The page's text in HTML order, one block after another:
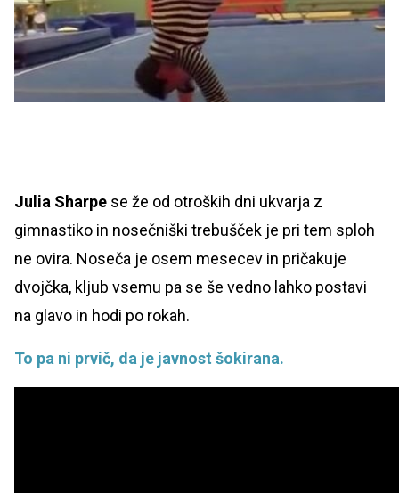
Julia Sharpe se že od otroških dni ukvarja z
gimnastiko in nosečniški trebušček je pri tem sploh
ne ovira. Noseča je osem mesecev in pričakuje
dvojčka, kljub vsemu pa se še vedno lahko postavi
na glavo in hodi po rokah.
To pa ni prvič, da je javnost šokirana.